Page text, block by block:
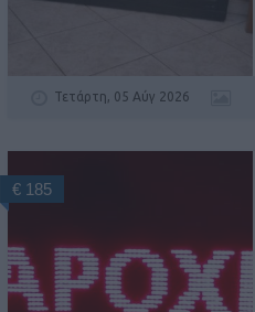
Τετάρτη, 05 Αύγ 2026
€ 185